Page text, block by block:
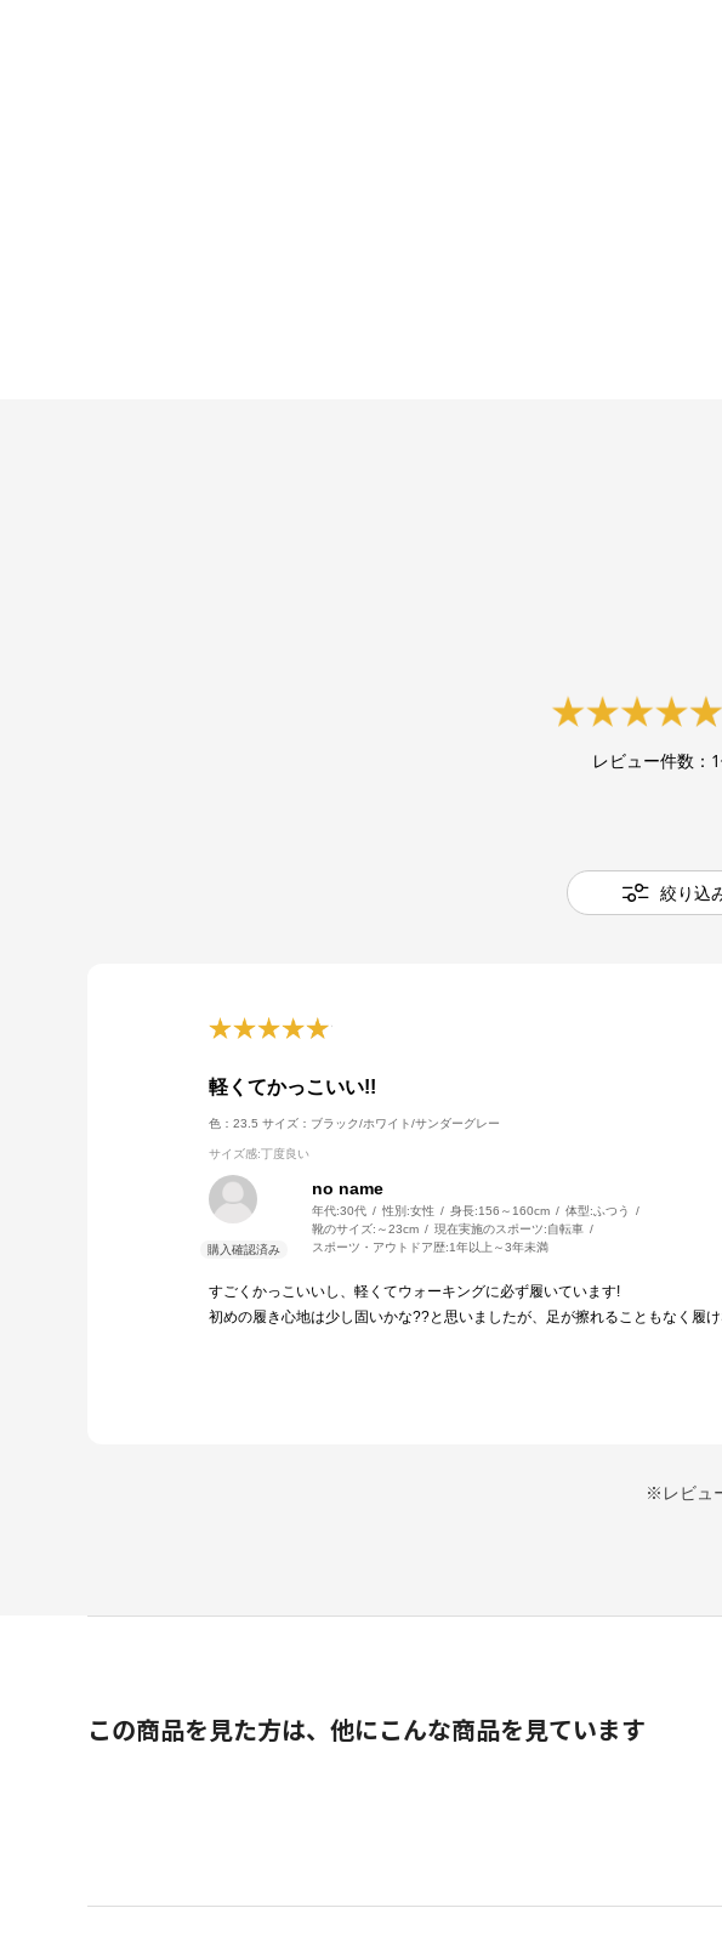
レビュー件数： 1
絞り込
軽くてかっこいい!!
色：23.5 サイズ：ブラック/ホワイト/サンダーグレー
サイズ感:丁度良い
no name
年代:30代 性別:女性 身長:156～160cm 体型:ふつう
靴のサイズ: ～23cm 現在実施のスポーツ:自転車
スポーツ・アウトドア歴:1年以上～3年未満
すごくかっこいいし、軽くてウォーキングに必ず履いています!
初めの履き心地は少し固いかな??と思いましたが、足が擦れることもなく履
※レビュ
この商品を見た方は、他にこんな商品を見ています